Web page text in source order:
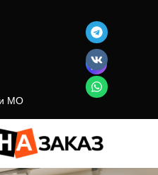
и МО